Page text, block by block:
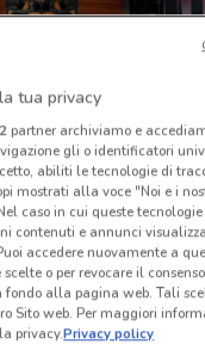
DoveConviene sempre con
trovare le migliori offerte dei
e creare la tua lista del
tua privacy
partner archiviamo e
gli o identificatori
abiliti le tecnologie di
mostrati alla voce "Noi e i
caso in cui queste tecnologie
contenuti e annunci
accedere nuovamente a
o per revocare il
alla pagina web. Tali
Sito web. Per maggiori
privacy.Privacy policy